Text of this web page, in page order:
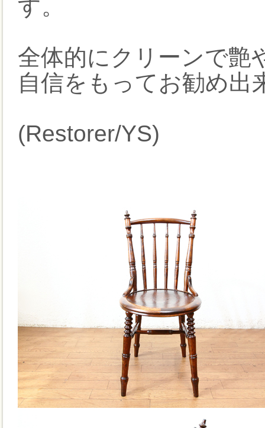
す。
全体的にクリーンで艶
自信をもってお勧め出
(Restorer/YS)